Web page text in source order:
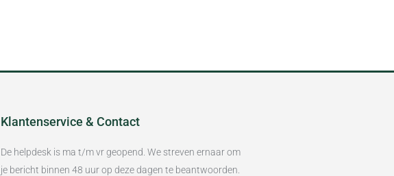
Klantenservice & Contact
De helpdesk is ma t/m vr geopend. We streven ernaar om
je bericht binnen 48 uur op deze dagen te beantwoorden.